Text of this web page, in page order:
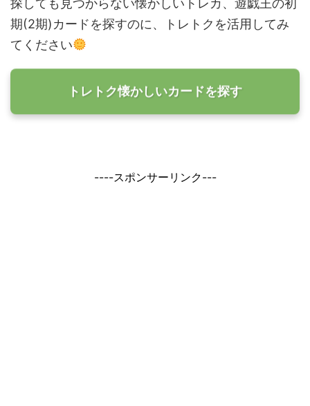
探しても見つからない懐かしいトレカ、遊戯王の初
期(2期)カードを探すのに、トレトクを活用してみ
てください
トレトク懐かしいカードを探す
----スポンサーリンク---